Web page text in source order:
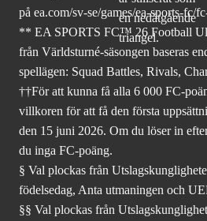
på ea.com/sv-se/games/ea-sports-fc/
** EA SPORTS FC™ 26 Football
från Världsturné-säsongen baseras
spellägen: Squad Battles, Rivals,
††För att kunna få alla 6 000 FC-
villkoren för att få den första
den 15 juni 2026. Om du löser in
du inga FC-poäng.
§ Val plockas från
födelsedag, Anta utmaningen och
§§ Val plockas från